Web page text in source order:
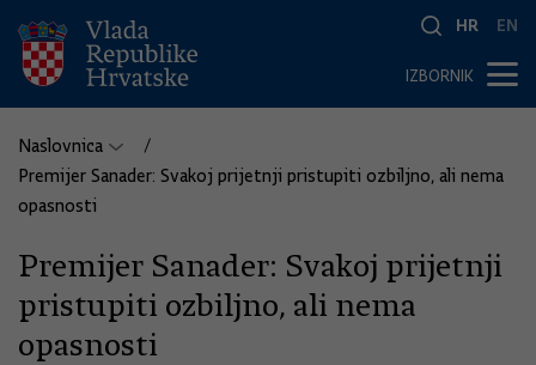
HR EN
IZBORNIK
Naslovnica
Premijer Sanader: Svakoj prijetnji pristupiti ozbiljno, ali nema
opasnosti
Premijer Sanader: Svakoj prijetnji
pristupiti ozbiljno, ali nema
opasnosti